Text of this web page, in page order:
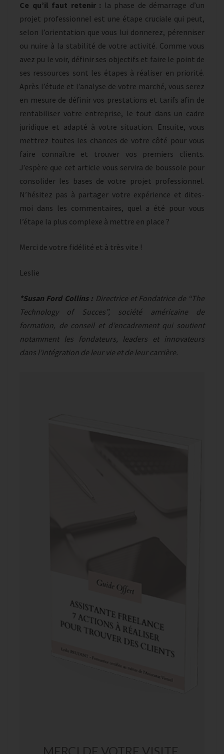
Ce qu’il faut retenir : la phase de démarrage d’un
projet professionnel est une étape cruciale qui peut,
selon l’orientation que vous lui donnerez, pérenniser
ou nuire à la stabilité de votre activité. Comme vous
avez pu le voir, définir ses objectifs et faire le point de
ses ressources sont les étapes à réaliser en priorité.
Après l’étude et l’analyse de votre marché, vous serez
en mesure de définir vos prestations et tarifs afin de
rentabiliser votre entreprise, le tout dans un cadre
juridique et adapté à votre situation. Ensuite, vous
mettrez toutes les chances de votre côté pour vous
faire connaître et trouver vos premiers clients.
J’espère que cet article vous servira de boussole pour
consolider les bases de votre projet professionnel.
N’hésitez pas à partager votre expérience et dites-
moi dans les commentaires, quel a été pour vous
l’étape la plus complexe à mettre en place ?
Merci de votre fidélité et à très vite !
Leslie
*Susan Ford Collins : Directrice et Fondatrice de “The
Technology of Succes”, société américaine de
formation, de conseil et d’encadrement qui soutient
notamment les fondateurs, leaders et innovateurs
dans l’intégration de leur vie et de leur carrière.
MERCI DE VOTRE VISITE